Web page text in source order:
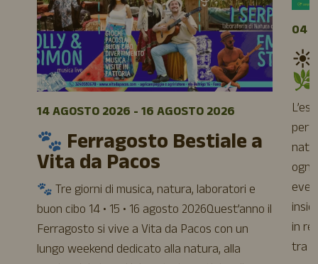
14 AGOSTO 2026 - 16 AGOSTO 2026
🐾 Ferragosto Bestiale a
Vita da Pacos
🐾 Tre giorni di musica, natura, laboratori e
buon cibo 14 • 15 • 16 agosto 2026Quest’anno il
Ferragosto si vive a Vita da Pacos con un
lungo weekend dedicato alla natura, alla
04
☀️
🌿
in
tra